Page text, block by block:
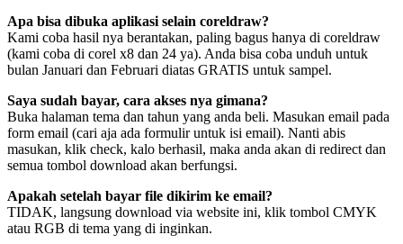
Apa bisa dibuka aplikasi selain coreldraw?
Kami coba hasil nya berantakan, paling bagus hanya di coreldraw
(kami coba di corel x8 dan 24 ya). Anda bisa coba unduh untuk
bulan Januari dan Februari diatas GRATIS untuk sampel.
Saya sudah bayar, cara akses nya gimana?
Buka halaman tema dan tahun yang anda beli. Masukan email pada
form email (cari aja ada formulir untuk isi email). Nanti abis
masukan, klik check, kalo berhasil, maka anda akan di redirect dan
semua tombol download akan berfungsi.
Apakah setelah bayar file dikirim ke email?
TIDAK, langsung download via website ini, klik tombol CMYK
atau RGB di tema yang di inginkan.